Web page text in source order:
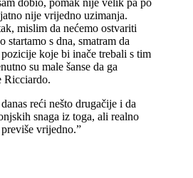
nije vrijedno uzimanja.
mislim da nećemo ostvariti
s dna, smatram da
koje bi inače trebali s tim
su male šanse da ga
Ricciardo.
reći nešto drugačije i da
snaga iz toga, ali realno
vrijedno.”